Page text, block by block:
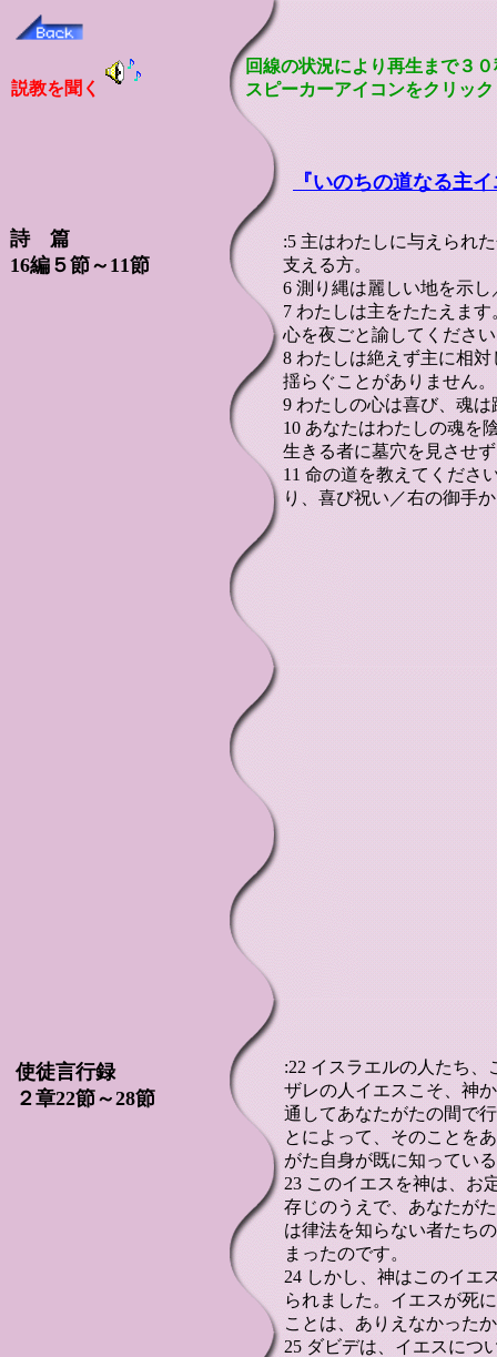
詩 篇
16編５節～11節
:5 主はわたしに与えられ
支える方。
6 測り縄は麗しい地を示
7 わたしは主をたたえま
心を夜ごと諭してくださ
8 わたしは絶えず主に相
揺らぐことがありません。
9 わたしの心は喜び、魂
10 あなたはわたしの魂を
生きる者に墓穴を見させず
11 命の道を教えてくださ
り、喜び祝い／右の御手
使徒言行録
２章22節～28節
説教を聞く
『いのちの道なる主
:22 イスラエルの人たち
ザレの人イエスこそ、神
通してあなたがたの間で
とによって、そのことを
がた自身が既に知ってい
23 このイエスを神は、お
存じのうえで、あなたが
は律法を知らない者たち
まったのです。
24 しかし、神はこのイエ
られました。イエスが死
ことは、ありえなかった
25 ダビデは、イエスにつ
回線の状況により再生まで３
スピーカーアイコンをクリッ